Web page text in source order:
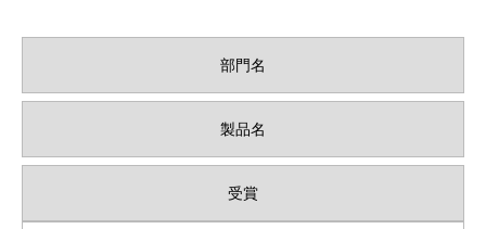
部門名
製品名
受賞